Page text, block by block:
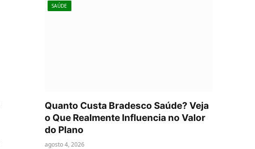
SAÚDE
Quanto Custa Bradesco Saúde? Veja
o Que Realmente Influencia no Valor
do Plano
agosto 4, 2026